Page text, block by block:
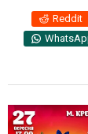
Reddit